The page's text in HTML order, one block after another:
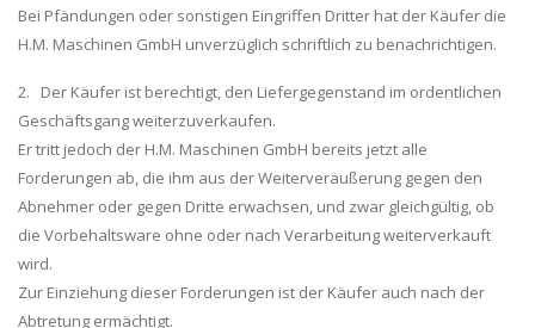
Bei Pfändungen oder sonstigen Eingriffen Dritter hat der Käufer die
H.M. Maschinen GmbH unverzüglich schriftlich zu benachrichtigen.
2. Der Käufer ist berechtigt, den Liefergegenstand im ordentlichen
Geschäftsgang weiterzuverkaufen.
Er tritt jedoch der H.M. Maschinen GmbH bereits jetzt alle
Forderungen ab, die ihm aus der Weiterveräußerung gegen den
Abnehmer oder gegen Dritte erwachsen, und zwar gleichgültig, ob
die Vorbehaltsware ohne oder nach Verarbeitung weiterverkauft
wird.
Zur Einziehung dieser Forderungen ist der Käufer auch nach der
Abtretung ermächtigt.